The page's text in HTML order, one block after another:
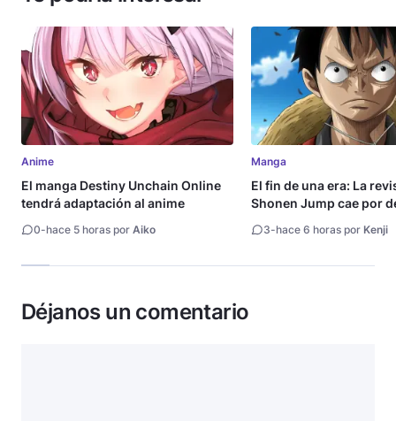
Anime
El manga Destiny Unchain Online
tendrá adaptación al anime
0-hace 5 horas por Aiko
Manga
El fin de una era: La
Shonen Jump cae por
3-hace 6 horas por Kenji
Déjanos un comentario